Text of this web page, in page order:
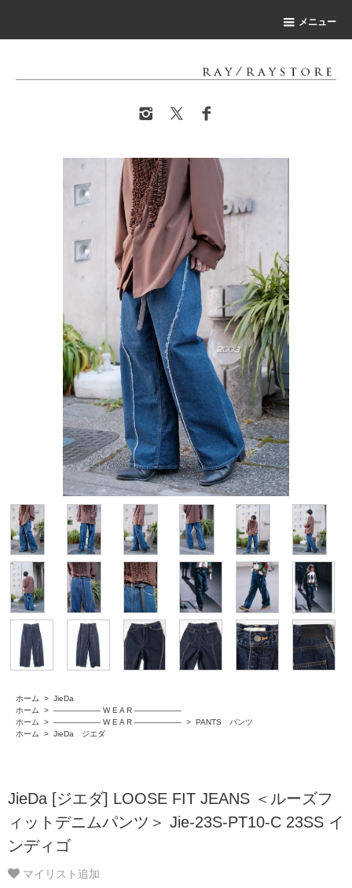
メニュー
ホーム > JieDa
ホーム
> ―――――― W E A R ――――――
ホーム
> ―――――― W E A R ―――――― > PANTS パンツ
ホーム
> JieDa ジエダ
JieDa [ジエダ] LOOSE FIT JEANS ＜ルーズフ
ィットデニムパンツ＞ Jie-23S-PT10-C 23SS イ
ンディゴ
マイリスト追加